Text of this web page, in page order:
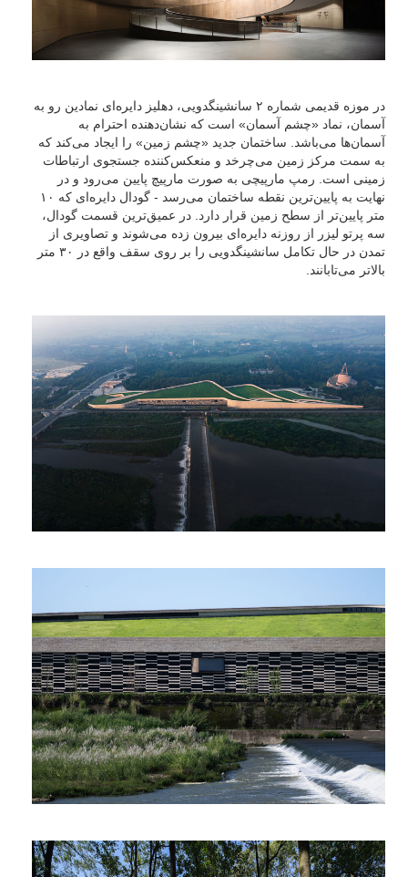
در موزه قدیمی شماره ۲ سانشینگدویی، دهلیز دایره‌ای نمادین رو به
آسمان، نماد «چشم آسمان» است که نشان‌دهنده احترام به
آسمان‌ها می‌باشد. ساختمان جدید «چشم زمین» را ایجاد می‌کند که
به سمت مرکز زمین می‌چرخد و منعکس‌کننده جستجوی ارتباطات
زمینی است. رمپ مارپیچی به صورت مارپیچ پایین می‌رود و در
نهایت به پایین‌ترین نقطه ساختمان می‌رسد - گودال دایره‌ای که ۱۰
متر پایین‌تر از سطح زمین قرار دارد. در عمیق‌ترین قسمت گودال،
سه پرتو لیزر از روزنه دایره‌ای بیرون زده می‌شوند و تصاویری از
تمدن در حال تکامل سانشینگدویی را بر روی سقف واقع در ۳۰ متر
بالاتر می‌تابانند.